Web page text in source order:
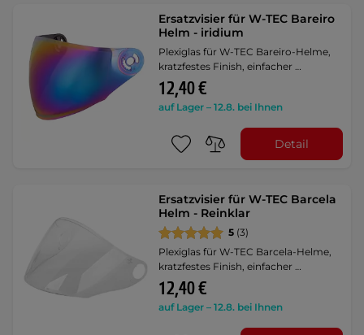
Ersatzvisier für W-TEC Bareiro
Helm - iridium
Plexiglas für W-TEC Bareiro-Helme,
kratzfestes Finish, einfacher …
12,40 €
auf Lager – 12.8. bei Ihnen
Detail
Ersatzvisier für W-TEC Barcela
Helm - Reinklar
5 (3)
Plexiglas für W-TEC Barcela-Helme,
kratzfestes Finish, einfacher …
12,40 €
auf Lager – 12.8. bei Ihnen